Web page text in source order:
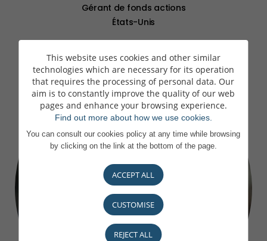
Gérant de fonds actions
États-Unis
This website uses cookies and other similar
technologies which are necessary for its operation
that requires the processing of personal data. Our
aim is to constantly improve the quality of our web
pages and enhance your browsing experience.
Find out more about how we use cookies.
You can consult our cookies policy at any time while browsing
by clicking on the link at the bottom of the page.
ACCEPT ALL
CUSTOMISE
REJECT ALL